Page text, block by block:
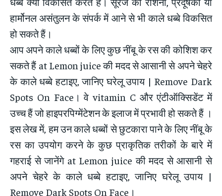
हार्मोनल असंतुलन के संपर्क में आने से भी काले धब्बे विकसित
हो सकते हैं।
आप अपने काले धब्बों के लिए कुछ नींबू के रस की कोशिश कर
सकते हैं at Lemon juice की मदद से आसानी से अपने चेहरे
के काले धब्बे हटाइए, जानिए घरेलू उपाय | Remove Dark
Spots On Face। वे vitamin C और एंटीऑक्सिडेंट में
उच्च हैं जो हाइपरपिग्मेंटेशन के इलाज में प्रभावी हो सकते हैं ।
इस लेख में, हम उन काले धब्बों से छुटकारा पाने के लिए नींबू के
रस का उपयोग करने के कुछ प्राकृतिक तरीकों के बारे में
गहराई से जानेंगे at Lemon juice की मदद से आसानी से
अपने चेहरे के काले धब्बे हटाइए, जानिए घरेलू उपाय |
Remove Dark Spots On Face।